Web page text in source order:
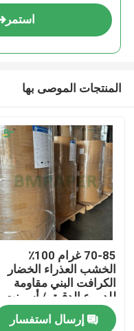
منزل
استمر
المنتجات الموصى بها
70-85 غرام 100٪
الخشب العذراء الخضار
الكرافت البني مقاومة
للدموع الدقيق / أسمنت
ورق التعبئة والتغليف
إرسال استفسار